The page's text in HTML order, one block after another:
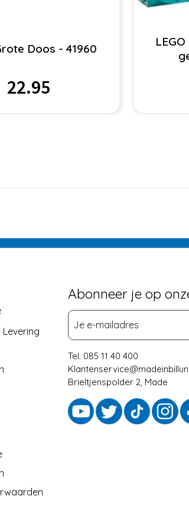
Doos - 41960
22.95
Abonneer je op
Tel. 085 11 40 400
Brieltjenspolder 2, Made